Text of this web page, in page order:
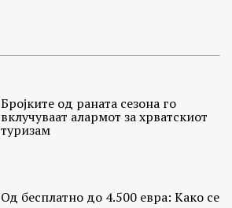
Бројките од раната сезона го
вклучуваат алармот за хрватскиот
туризам
Од бесплатно до 4.500 евра: Како се